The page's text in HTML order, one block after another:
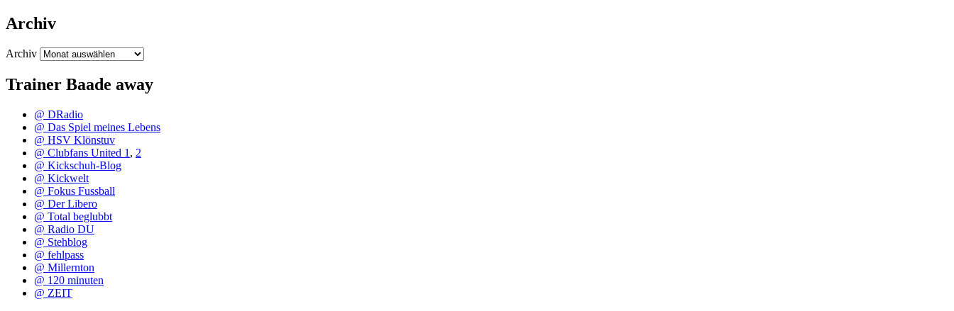
Archiv
Archiv
Trainer Baade away
@ DRadio
@ Das Spiel meines Lebens
@ HSV Klönstuv
@ Clubfans United 1 , 2
@ Kickschuh-Blog
@ Kickwelt
@ Fokus Fussball
@ Der Libero
@ Total beglubbt
@ Radio DU
@ Stehblog
@ fehlpass
@ Millernton
@ 120 minuten
@ ZEIT